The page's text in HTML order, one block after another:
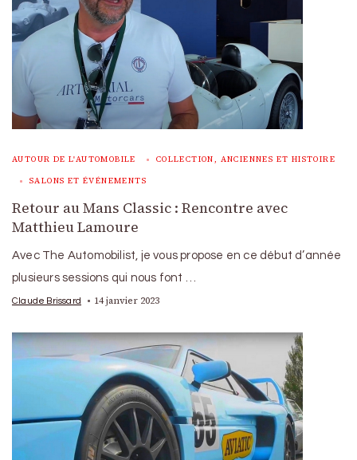
AUTOUR DE L'AUTOMOBILE COLLECTION, ANCIENNES ET HISTOIRE
SALONS ET ÉVÉNEMENTS
Retour au Mans Classic : Rencontre avec
Matthieu Lamoure
Avec The Automobilist, je vous propose en ce début d’année
plusieurs sessions qui nous font …
Claude Brissard 14 janvier 2023